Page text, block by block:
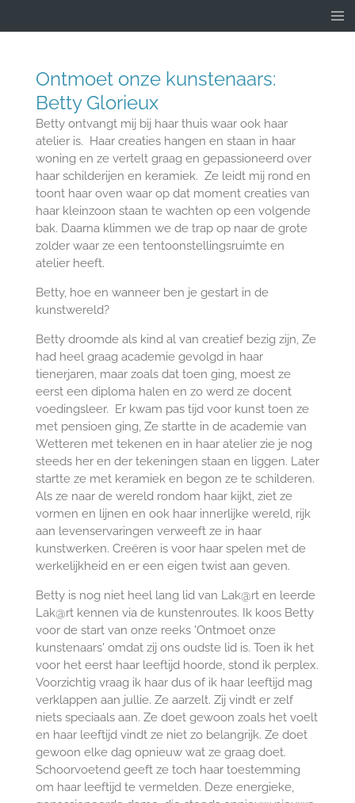
direct
hoofdinhoud
Ontmoet onze kunstenaars:
Betty Glorieux
Betty ontvangt mij bij haar thuis waar ook haar
atelier is. Haar creaties hangen en staan in haar
woning en ze vertelt graag en gepassioneerd over
haar schilderijen en keramiek. Ze leidt mij rond en
toont haar oven waar op dat moment creaties van
haar kleinzoon staan te wachten op een volgende
bak. Daarna klimmen we de trap op naar de grote
zolder waar ze een tentoonstellingsruimte en
atelier heeft.
Betty, hoe en wanneer ben je gestart in de
kunstwereld?
Betty droomde als kind al van creatief bezig zijn, Ze
had heel graag academie gevolgd in haar
tienerjaren, maar zoals dat toen ging, moest ze
eerst een diploma halen en zo werd ze docent
voedingsleer. Er kwam pas tijd voor kunst toen ze
met pensioen ging, Ze startte in de academie van
Wetteren met tekenen en in haar atelier zie je nog
steeds her en der tekeningen staan en liggen. Later
startte ze met keramiek en begon ze te schilderen.
Als ze naar de wereld rondom haar kijkt, ziet ze
vormen en lijnen en ook haar innerlijke wereld, rijk
aan levenservaringen verweeft ze in haar
kunstwerken. Creëren is voor haar spelen met de
werkelijkheid en er een eigen twist aan geven.
Betty is nog niet heel lang lid van Lak@rt en leerde
Lak@rt kennen via de kunstenroutes. Ik koos Betty
voor de start van onze reeks 'Ontmoet onze
kunstenaars' omdat zij ons oudste lid is. Toen ik het
voor het eerst haar leeftijd hoorde, stond ik perplex.
Voorzichtig vraag ik haar dus of ik haar leeftijd mag
verklappen aan jullie. Ze aarzelt. Zij vindt er zelf
niets speciaals aan. Ze doet gewoon zoals het voelt
en haar leeftijd vindt ze niet zo belangrijk. Ze doet
gewoon elke dag opnieuw wat ze graag doet.
Schoorvoetend geeft ze toch haar toestemming
om haar leeftijd te vermelden. Deze energieke,